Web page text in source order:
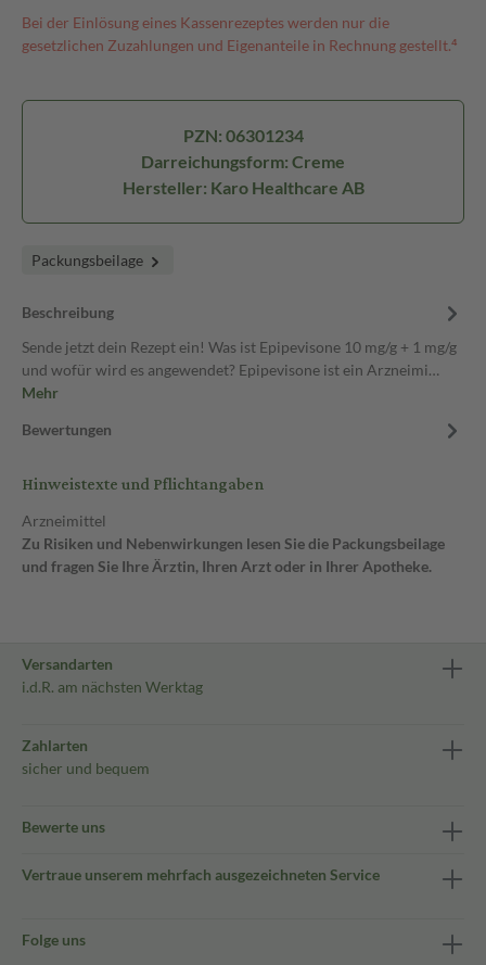
Bei der Einlösung eines Kassenrezeptes werden nur die
gesetzlichen Zuzahlungen und Eigenanteile in Rechnung gestellt.⁴
PZN: 06301234
Darreichungsform: Creme
Hersteller: Karo Healthcare AB
Packungsbeilage
Beschreibung
Sende jetzt dein Rezept ein! Was ist Epipevisone 10 mg/g + 1 mg/g
und wofür wird es angewendet? Epipevisone ist ein Arzneimi…
Mehr
Bewertungen
Hinweistexte und Pflichtangaben
Arzneimittel
Zu Risiken und Nebenwirkungen lesen Sie die Packungsbeilage
und fragen Sie Ihre Ärztin, Ihren Arzt oder in Ihrer Apotheke.
Versandarten
i.d.R. am nächsten Werktag
Zahlarten
sicher und bequem
Bewerte uns
Vertraue unserem mehrfach ausgezeichneten Service
Folge uns